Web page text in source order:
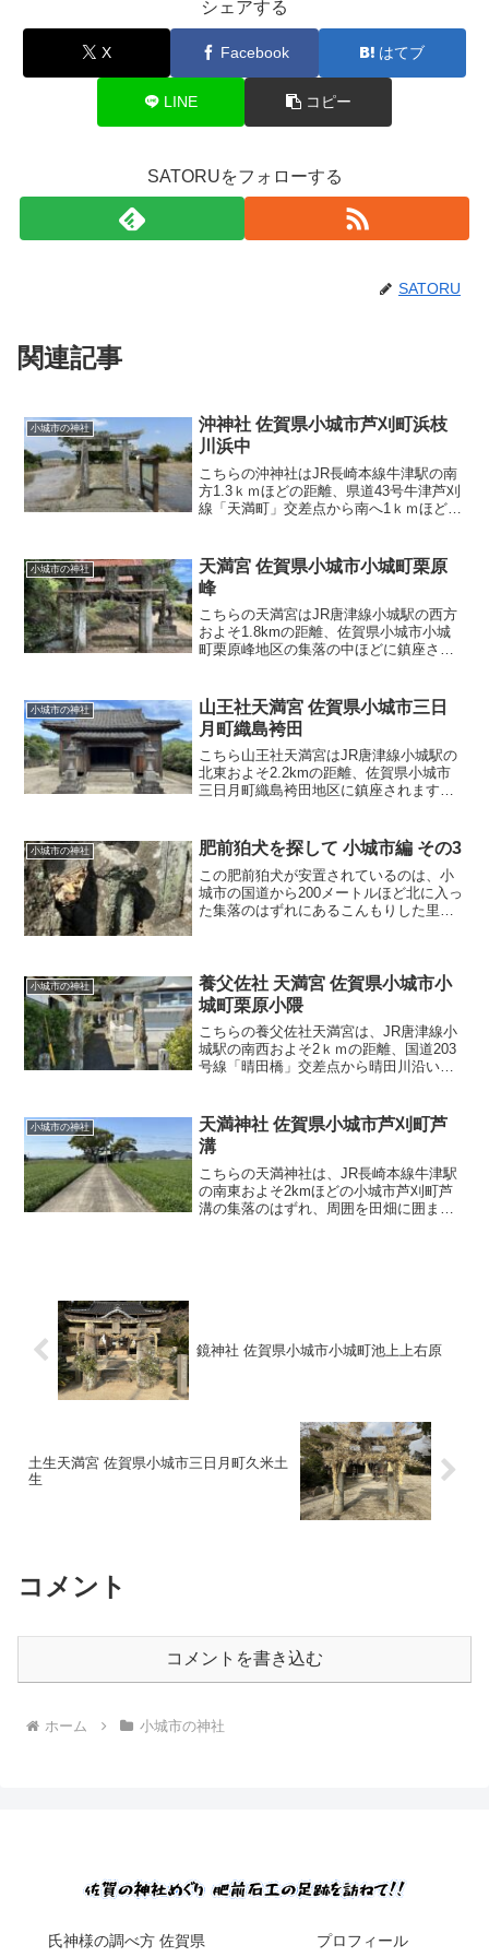
シェアする
X Facebook はてブ
LINE コピー
SATORUをフォローする
SATORU
関連記事
小城市の神社
沖神社 佐賀県小城市芦刈町浜枝
川浜中
こちらの沖神社はJR長崎本線牛津駅の南
方1.3ｋｍほどの距離、県道43号牛津芦刈
線「天満町」交差点から南へ1ｋｍほどの
張り巡らされた佐賀県小城市芦刈町浜枝
川浜中地区の集
小城市の神社
天満宮 佐賀県小城市小城町栗原
峰
こちらの天満宮はJR唐津線小城駅の西方
およそ1.8kmの距離、佐賀県小城市小城
町栗原峰地区の集落の中ほどに鎮座され
踏切を渡り500mほどにある黒原公民館を
右折...
小城市の神社
山王社天満宮 佐賀県小城市三日
月町織島袴田
こちら山王社天満宮はJR唐津線小城駅の
北東およそ2.2kmの距離、佐賀県小城市
三日月町織島袴田地区に鎮座されます。
を1.4kmほど行った右手の集落の中ほど
に位置します。
小城市の神社 肥前狛犬を探して 小城市編 その3
この肥前狛犬が安置されているのは、小
城市の国道から200メートルほど北に入っ
た集落のはずれにあるこんもりした里山
ろの崖面にはコンク…
小城市の神社
養父佐社 天満宮 佐賀県小城市小
城町栗原小隈
こちらの養父佐社天満宮は、JR唐津線小
城駅の南西およそ2ｋｍの距離、国道203
号線「晴田橋」交差点から晴田川沿いに2
西の外れに鎮座されます。集落の三方は
田圃に囲まれ、普
小城市の神社
天満神社 佐賀県小城市芦刈町芦
溝
こちらの天満神社は、JR長崎本線牛津駅
の南東およそ2kmほどの小城市芦刈町芦
溝の集落のはずれ、周囲を田畑に囲まれ
鏡神社 佐賀県小城市小城町池上上右原
土生天満宮 佐賀県小城市三日月町久米土
生
コメント
コメントを書き込む
ホーム 小城市の神社
氏神様の調べ方 佐賀県 プロフィール